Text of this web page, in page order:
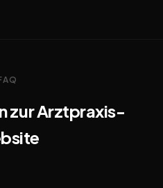
zur Arztpraxis-